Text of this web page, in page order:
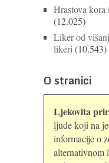
Hrastova kora
(12.025)
Liker od
likeri (10.543)
O stranici
Ljekovita
ljude koji na
informacije o
alternativnom